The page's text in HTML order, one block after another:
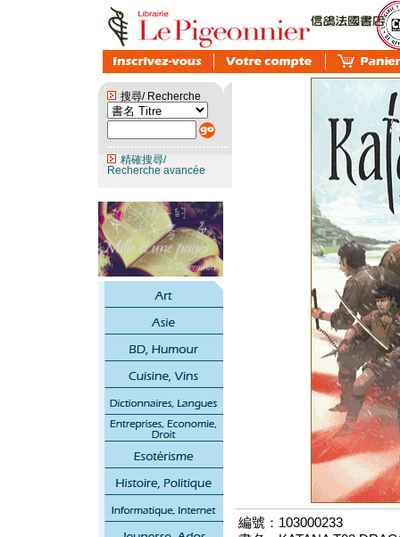
搜尋/ Recherche
精確搜尋/
Recherche avancée
編號：103000233